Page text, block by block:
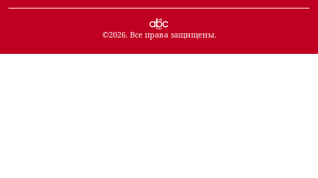
©2026. Все права защищены.